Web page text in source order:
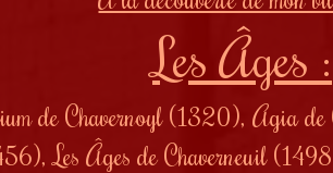
Les Âges :
de Chavernoyl (1320), Agia de
Les Âges de Chaverneuil